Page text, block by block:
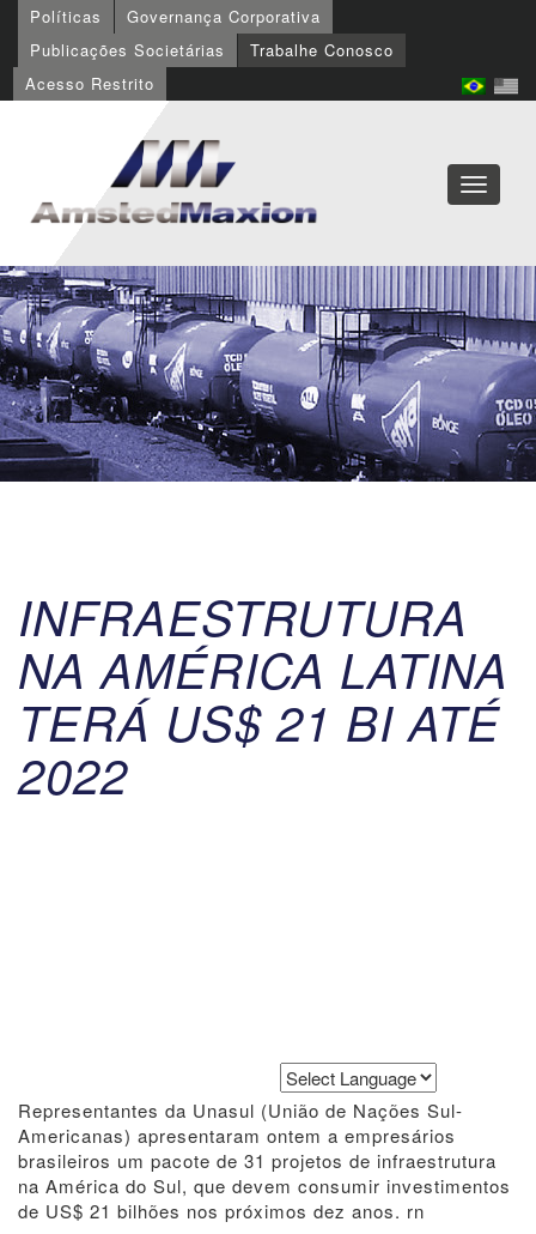
Políticas
Governança Corporativa
Publicações Societárias
Trabalhe Conosco
Acesso Restrito
INFRAESTRUTURA
NA AMÉRICA LATINA
TERÁ US$ 21 BI ATÉ
2022
Powered by Translate
Representantes da Unasul (União de Nações Sul-
Americanas) apresentaram ontem a empresários
brasileiros um pacote de 31 projetos de infraestrutura
na América do Sul, que devem consumir investimentos
de US$ 21 bilhões nos próximos dez anos. rn